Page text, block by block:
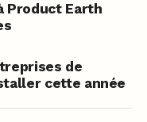
Product Earth
de
cette année